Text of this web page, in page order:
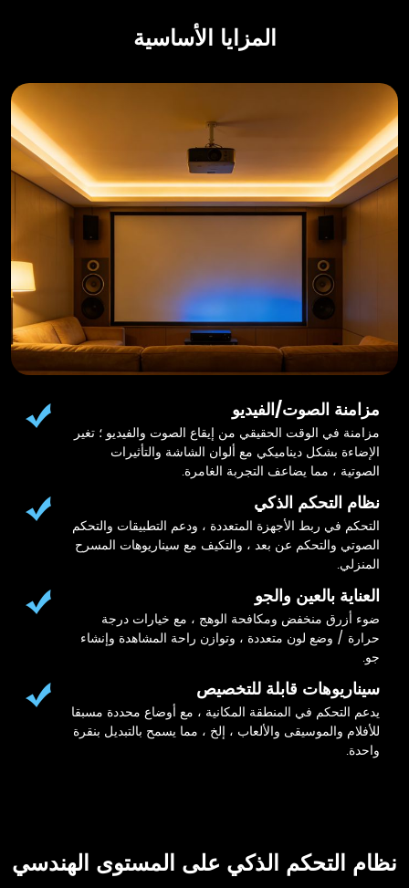
المزايا الأساسية
مزامنة الصوت/الفيديو
مزامنة في الوقت الحقيقي من إيقاع الصوت والفيديو ؛ تغير
الإضاءة بشكل ديناميكي مع ألوان الشاشة والتأثيرات
الصوتية ، مما يضاعف التجربة الغامرة.
نظام التحكم الذكي
التحكم في ربط الأجهزة المتعددة ، ودعم التطبيقات والتحكم
الصوتي والتحكم عن بعد ، والتكيف مع سيناريوهات المسرح
المنزلي.
العناية بالعين والجو
ضوء أزرق منخفض ومكافحة الوهج ، مع خيارات درجة
حرارة / وضع لون متعددة ، وتوازن راحة المشاهدة وإنشاء
جو.
سيناريوهات قابلة للتخصيص
يدعم التحكم في المنطقة المكانية ، مع أوضاع محددة مسبقا
للأفلام والموسيقى والألعاب ، إلخ ، مما يسمح بالتبديل بنقرة
واحدة.
نظام التحكم الذكي على المستوى الهندسي